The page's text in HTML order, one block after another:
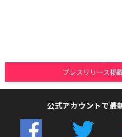
プレスリリース掲
公式アカウントで最